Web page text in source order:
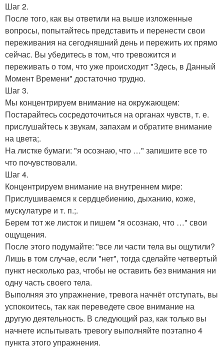
Шаг 2.
После того, как вы ответили на выше изложенные
вопросы, попытайтесь представить и перенести свои
переживания на сегодняшний день и пережить их прямо
сейчас. Вы убедитесь в том, что тревожится и
переживать о том, что уже происходит "Здесь, в Данный
Момент Времени" достаточно трудно.
Шаг 3.
Мы концентрируем внимание на окружающем:
Постарайтесь сосредоточиться на органах чувств, т. е.
прислушайтесь к звукам, запахам и обратите внимание
на цвета;.
На листке бумаги: "я осознаю, что …" запишите все то
что почувствовали.
Шаг 4.
Концентрируем внимание на внутреннем мире:
Прислушиваемся к сердцебиению, дыханию, коже,
мускулатуре и т. п.;.
Берем тот же листок и пишем "я осознаю, что …" свои
ощущения.
После этого подумайте: "все ли части тела вы ощутили?
Лишь в том случае, если "нет", тогда сделайте четвертый
пункт несколько раз, чтобы не оставить без внимания ни
одну часть своего тела.
Выполняя это упражнение, тревога начнёт отступать, вы
успокоитесь, так как переведете свое внимание на
другую деятельность. В следующий раз, как только вы
начнете испытывать тревогу выполняйте поэтапно 4
пункта этого упражнения.